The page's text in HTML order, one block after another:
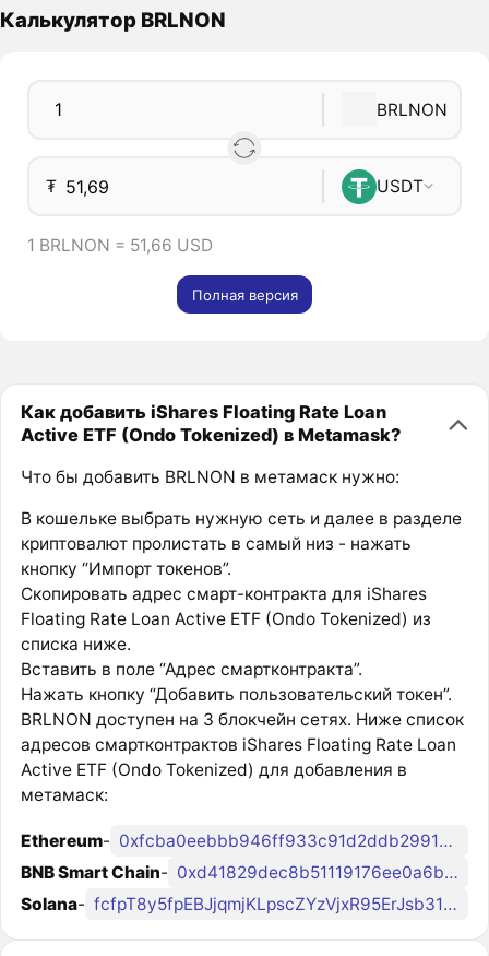
Калькулятор BRLNON
BRLNON
₮ USDT
1 BRLNON = 51,66 USD
Полная версия
Как добавить iShares Floating Rate Loan
Active ETF (Ondo Tokenized) в Metamask?
Что бы добавить BRLNON в метамаск нужно:
В кошельке выбрать нужную сеть и далее в разделе
криптовалют пролистать в самый низ - нажать
кнопку “Импорт токенов”.
Скопировать адрес смарт-контракта для iShares
Floating Rate Loan Active ETF (Ondo Tokenized) из
списка ниже.
Вставить в поле “Адрес смартконтракта”.
Нажать кнопку “Добавить пользовательский токен”.
BRLNON доступен на 3 блокчейн сетях. Ниже список
адресов смартконтрактов iShares Floating Rate Loan
Active ETF (Ondo Tokenized) для добавления в
метамаск:
Ethereum-
0xfcba0eebbb946ff933c91d2ddb2991845a400f39
BNB Smart Chain-
0xd41829dec8b51119176ee0a6b73bc8b2718546a9
Solana- fcfpT8y5fpEBJjqmjKLpscZYzVjxR95ErJsb31jondo